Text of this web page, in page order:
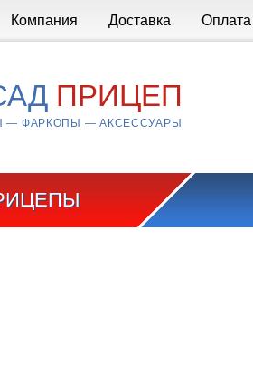
Компания Доставка Оплата
ПРИЦЕП
— ФАРКОПЫ — АКСЕССУАРЫ